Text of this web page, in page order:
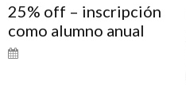
25% off – inscripción
como alumno anual